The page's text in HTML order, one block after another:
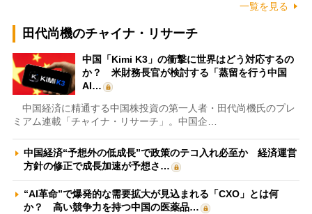
一覧を見る
田代尚機のチャイナ・リサーチ
中国「Kimi K3」の衝撃に世界はどう対応するの
か？ 米財務長官が検討する「蒸留を行う中国
AI…
中国経済に精通する中国株投資の第一人者・田代尚機氏のプレ
ミアム連載「チャイナ・リサーチ」。中国企…
中国経済“予想外の低成長”で政策のテコ入れ必至か 経済運営
方針の修正で成長加速が予想さ…
“AI革命”で爆発的な需要拡大が見込まれる「CXO」とは何
か？ 高い競争力を持つ中国の医薬品…